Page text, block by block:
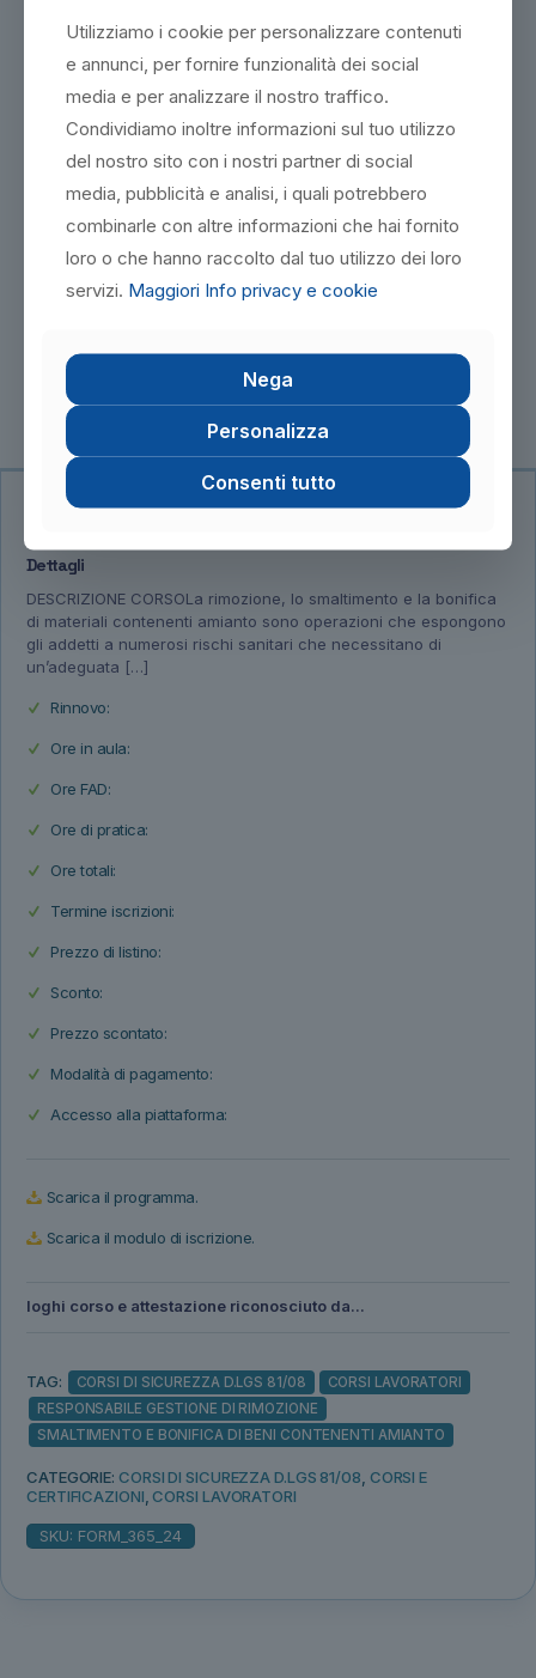
Dettagli
DESCRIZIONE CORSOLa rimozione, lo smaltimento e la bonifica
di materiali contenenti amianto sono operazioni che espongono
gli addetti a numerosi rischi sanitari che necessitano di
un’adeguata […]
Rinnovo:
Ore in aula:
Ore FAD:
Ore di pratica:
Ore totali:
Termine iscrizioni:
Prezzo di listino:
Sconto:
Prezzo scontato:
Modalità di pagamento:
Accesso alla piattaforma:
Scarica il programma.
Scarica il modulo di iscrizione.
loghi corso e attestazione riconosciuto da...
TAG: CORSI DI SICUREZZA D.LGS 81/08
CORSI LAVORATORI
RESPONSABILE GESTIONE DI RIMOZIONE
SMALTIMENTO E BONIFICA DI BENI CONTENENTI AMIANTO
CATEGORIE: CORSI DI SICUREZZA D.LGS 81/08, CORSI E
CERTIFICAZIONI,CORSI LAVORATORI
SKU: FORM_365_24
Corrette procedure di lavoro nelle attività di
manutenzione, controllo, bonifica e smaltimento;
Prevenzione e gestione degli incidenti e delle situazioni di
emergenza.
REQUISITI D’ACCESSO
I requisiti specifici per accedere al corso di abilitazione
professionale sono il possesso della licenza di scuola media
TITOLO CONSEGUITO
sostenere l’esame finale in sede. Superata la prova, si ottiene
l’attestato con validità sull’intero territorio nazionale.
Utilizziamo i cookie per personalizzare contenuti
e annunci, per fornire funzionalità dei social
media e per analizzare il nostro traffico.
Condividiamo inoltre informazioni sul tuo utilizzo
del nostro sito con i nostri partner di social
media, pubblicità e analisi, i quali potrebbero
combinarle con altre informazioni che hai fornito
loro o che hanno raccolto dal tuo utilizzo dei loro
servizi. Maggiori Info privacy e cookie
Nega
Personalizza
Consenti tutto